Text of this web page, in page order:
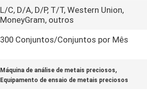
L/C, D/A, D/P, T/T, Western Union,
MoneyGram, outros
300 Conjuntos/Conjuntos por Mês
Máquina de análise de metais preciosos,
Equipamento de ensaio de metais preciosos